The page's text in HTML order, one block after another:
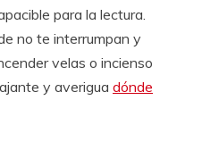
para la lectura.
no te interrumpan y
velas o incienso
y averigua dónde